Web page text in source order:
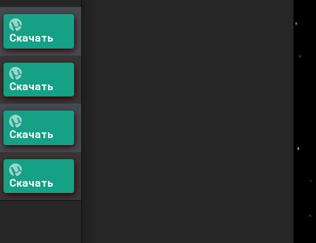
Скачать
Скачать
Скачать
Скачать